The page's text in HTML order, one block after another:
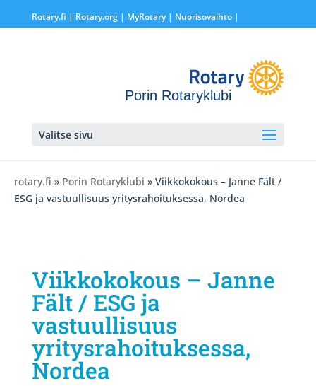
Rotary.fi | Rotary.org| MyRotary | Nuorisovaihto|
Porin Rotaryklubi
Valitse sivu
rotary.fi » Porin Rotaryklubi » Viikkokokous – Janne Fält /
ESG ja vastuullisuus yritysrahoituksessa, Nordea
Viikkokokous – Janne
Fält / ESG ja
vastuullisuus
yritysrahoituksessa,
Nordea